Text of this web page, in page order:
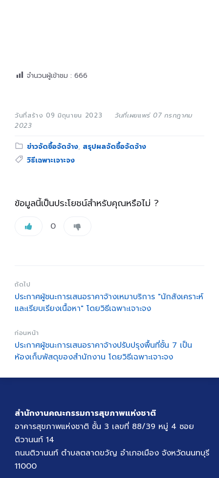
จำนวนผู้เข้าชม : 666
วันที่สร้าง 09 มิถุนายน 2023
วันที่เผยแพร่ 07 กรกฎาคม
2023
Category:
ข่าวจัดซื้อจัดจ้าง, สรุปผลจัดซื้อจัดจ้าง
Tags:
วิธีเฉพาะเจาะจง
ข้อมูลนี้เป็นประโยชน์สำหรับคุณหรือไม่ ?
0
ถัดไป
ประกาศผู้ชนะการเสนอราคาจ้างเหมาบริการ "นักสังเคราะห์
และเรียบเรียงเนื้อหา" โดยวิธีเฉพาะเจาะจง
ก่อนหน้า
ประกาศผู้ชนะการเสนอราคาจ้างปรับปรุงพื้นที่ชั้น 7 เป็น
ห้องเก็บพัสดุของสำนักงาน โดยวิธีเฉพาะเจาะจง
สำนักงานคณะกรรมการสุขภาพแห่งชาติ
อาคารสุขภาพแห่งชาติ ชั้น 3 เลขที่ 88/39 หมู่ 4 ซอย
ติวานนท์ 14
ถนนติวานนท์ ตำบลตลาดขวัญ อำเภอเมือง จังหวัดนนทบุรี
11000